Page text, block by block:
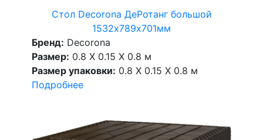
Стол Decorona ДеРотанг большой
1532х789х701мм
Бренд: Decorona
Размер: 0.8 X 0.15 X 0.8 м
Размер упаковки: 0.8 X 0.15 X 0.8 м
Подробнее